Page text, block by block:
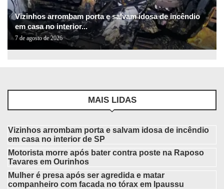
Vizinhos arrombam porta e salvam idosa de incêndio
em casa no interior...
7 de agosto de 2026
MAIS LIDAS
Vizinhos arrombam porta e salvam idosa de incêndio
em casa no interior de SP
Motorista morre após bater contra poste na Raposo
Tavares em Ourinhos
Mulher é presa após ser agredida e matar
companheiro com facada no tórax em Ipaussu